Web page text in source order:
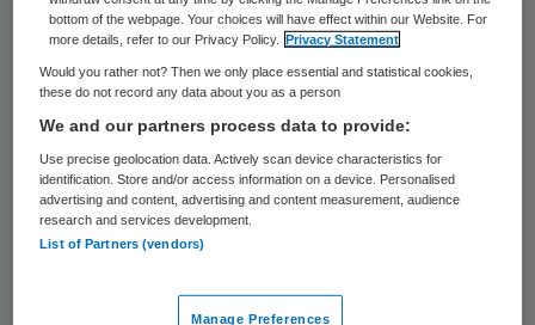
geeft over ingrepen die een patiënt moet
ondergaan, heeft dat een gunstig effect.
Dit blijkt uit een publicatie van
onderzoekers van het NIVEL in the
European Journal of Pain.
Dat communicatie een effect kan hebben op
de gezondheid van patiënten is al langer
vormen van communicatie hebben, is nog
bottom of the webpage. Your choices will have effect within our Website. For
more details, refer to our Privacy Policy.
Privacy Statement
Would you rather not? Then we only place essential and statistical cookies,
these do not record any data about you as a person
We and our partners process data to provide:
Use precise geolocation data. Actively scan device characteristics for
identification. Store and/or access information on a device. Personalised
advertising and content, advertising and content measurement, audience
research and services development.
List of Partners (vendors)
Manage Preferences